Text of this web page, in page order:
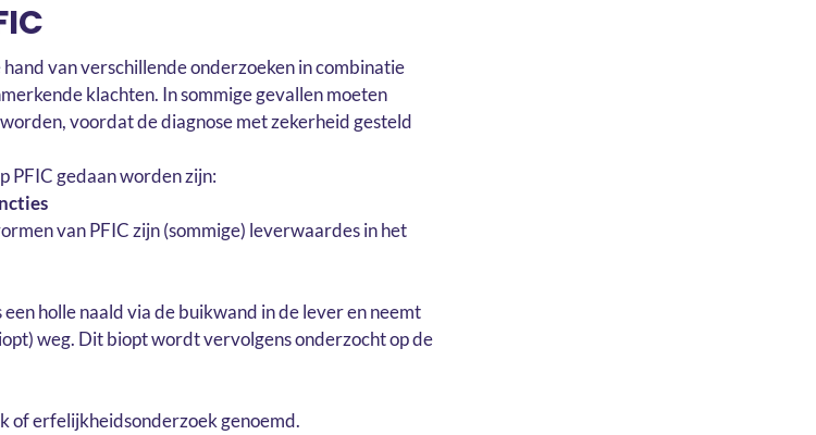
van verschillende onderzoeken in combinatie
klachten. In sommige gevallen moeten
voordat de diagnose met zekerheid gesteld
PFIC gedaan worden zijn:
van PFIC zijn (sommige) leverwaardes in het
holle naald via de buikwand in de lever en neemt
weg. Dit biopt wordt vervolgens onderzocht op de
of erfelijkheidsonderzoek genoemd.